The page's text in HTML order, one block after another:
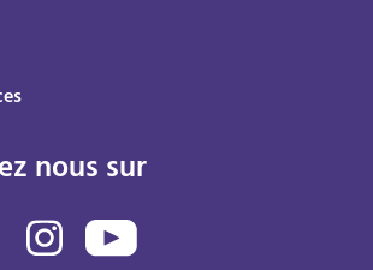
nous sur